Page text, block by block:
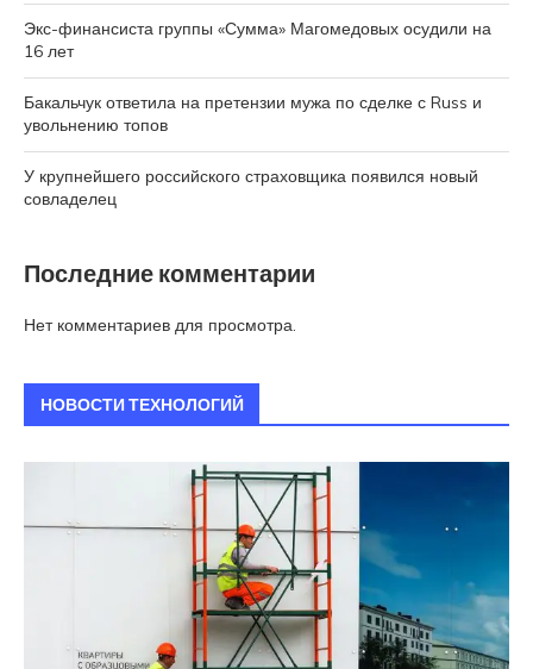
Экс-финансиста группы «Сумма» Магомедовых осудили на
16 лет
Бакальчук ответила на претензии мужа по сделке с Russ и
увольнению топов
У крупнейшего российского страховщика появился новый
совладелец
Последние комментарии
Нет комментариев для просмотра.
НОВОСТИ ТЕХНОЛОГИЙ